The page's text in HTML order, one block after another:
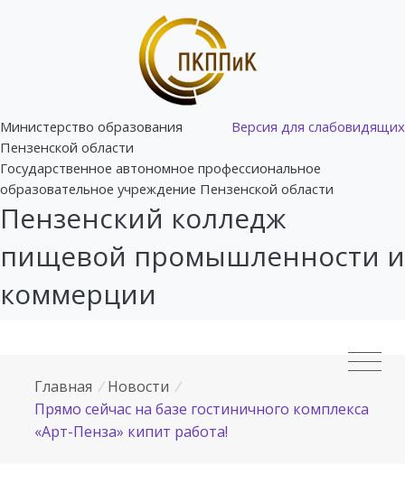
Версия для слабовидящих
Министерство образования
Пензенской области
Государственное автономное профессиональное
образовательное учреждение Пензенской области
Пензенский колледж
пищевой промышленности и
коммерции
Главная / Новости /
Прямо сейчас на базе гостиничного комплекса
«Арт-Пенза» кипит работа!